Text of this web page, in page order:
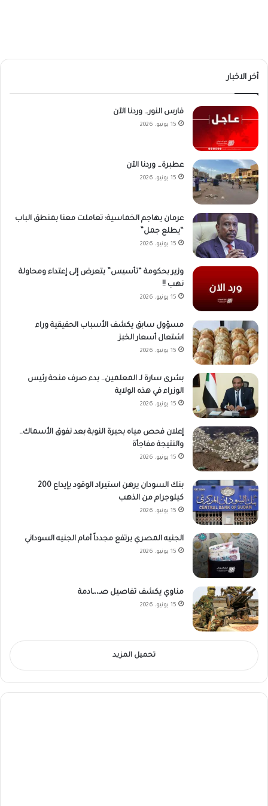
أخر الاخبار
فارس النور… وردنا الآن
15 يونيو، 2026
عطبرة… وردنا الآن
15 يونيو، 2026
عرمان يهاجم الخماسية: تعاملت معنا بمنطق الباب
“يطلع جمل”
15 يونيو، 2026
وزير بحكومة “تأسيس” يتعرض إلى إعتداء ومحاولة
نهب !!
15 يونيو، 2026
مسؤول سابق يكشف الأسباب الحقيقية وراء
اشتعال أسعار الخبز
15 يونيو، 2026
بشرى سارة لـ المعلمين.. بدء صرف منحة رئيس
الوزراء في هذه الولاية
15 يونيو، 2026
إعلان فحص مياه بحيرة النوبة بعد نفوق الأسماك..
والنتيجة مفاجأة
15 يونيو، 2026
بنك السودان يرهن استيراد الوقود بإيداع 200
كيلوجرام من الذهب
15 يونيو، 2026
الجنيه المصري يرتفع مجدداً أمام الجنيه السوداني
15 يونيو، 2026
مناوي يكشف تفاصيل صـ،،ـادمة
15 يونيو، 2026
تحميل المزيد